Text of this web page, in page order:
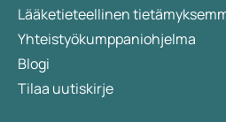
Lääketieteellinen
Yhteistyökumppaniohjelma
Blogi
Tilaa uutiskirje